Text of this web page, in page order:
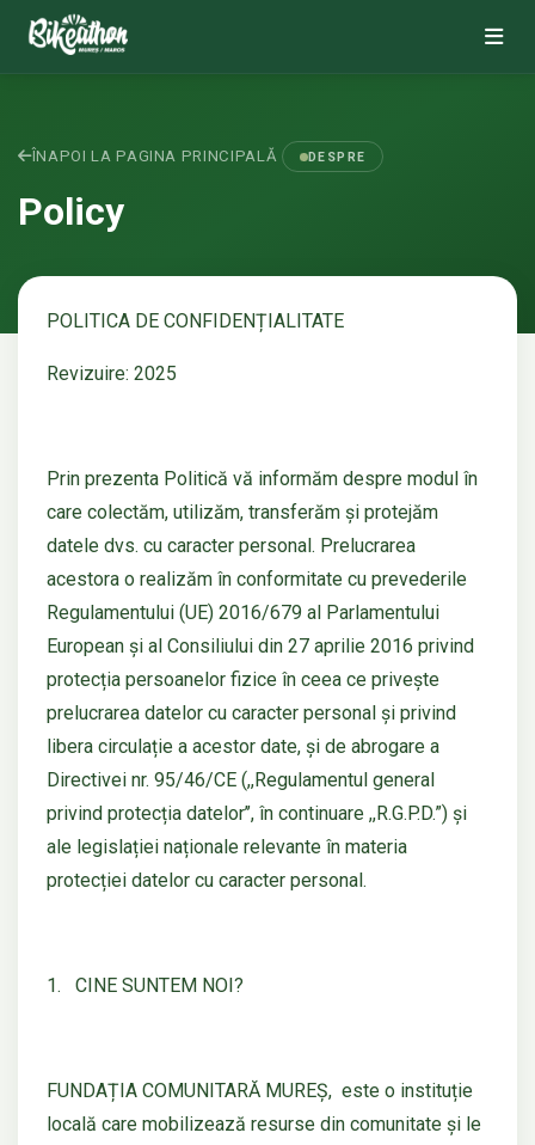
ÎNAPOI LA PAGINA PRINCIPALĂ DESPRE
Policy
POLITICA DE CONFIDENȚIALITATE
Revizuire: 2025
Prin prezenta Politică vă informăm despre modul în
care colectăm, utilizăm, transferăm și protejăm
datele dvs. cu caracter personal. Prelucrarea
acestora o realizăm în conformitate cu prevederile
Regulamentului (UE) 2016/679 al Parlamentului
European și al Consiliului din 27 aprilie 2016 privind
protecția persoanelor fizice în ceea ce privește
prelucrarea datelor cu caracter personal și privind
libera circulație a acestor date, și de abrogare a
Directivei nr. 95/46/CE (,,Regulamentul general
privind protecția datelor’’, în continuare ,,R.G.P.D.”) și
ale legislației naționale relevante în materia
protecției datelor cu caracter personal.
1. CINE SUNTEM NOI?
FUNDAȚIA COMUNITARĂ MUREȘ, este o instituție
locală care mobilizează resurse din comunitate și le